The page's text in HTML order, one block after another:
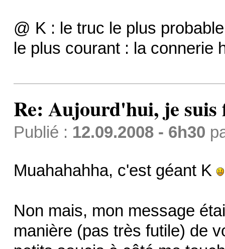
@ K : le truc le plus
le plus courant : la connerie
Re: Aujourd'hui, je suis
Publié : 12.09.2008 - 6h30
Muahahahha, c'est géant K
Non mais, mon message
manière (pas très futile) de